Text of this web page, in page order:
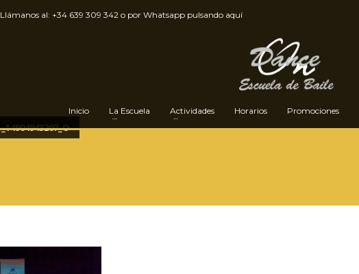
al: +34 639 309 342 o por Whatsapp pulsando aquí
Inicio La Escuela Actividades Horarios Promociones